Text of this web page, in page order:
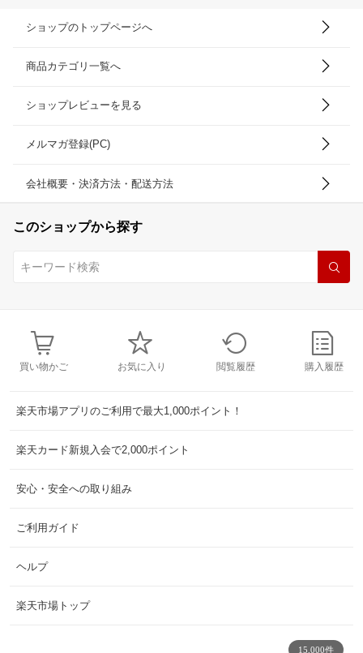
15,000件
ショップのトップページへ
商品カテゴリ一覧へ
ショップレビューを見る
メルマガ登録(PC)
会社概要・決済方法・配送方法
このショップから探す
買い物かご お気に入り 閲覧履歴 購入履歴
楽天市場アプリのご利用で最大1,000ポイント！
楽天カード新規入会で2,000ポイント
安心・安全への取り組み
ご利用ガイド
ヘルプ
楽天市場トップ